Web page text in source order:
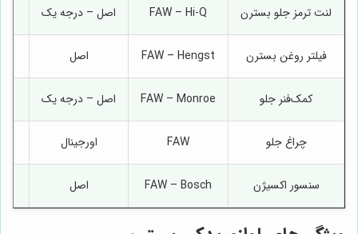
لنت ترمز جلو بسترن FAW – Hi-Q اصل – درجه یک
فیلتر روغن بسترن FAW – Hengst اصل
کمک‌فنر جلو FAW – Monroe اصل – درجه یک
چراغ جلو FAW اورجینال
سنسور اکسیژن FAW – Bosch اصل